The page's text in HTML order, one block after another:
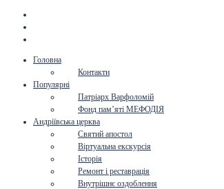
Головна
Контакти
Популярні
Патріарх Варфоломій
Фонд пам’яті МЕФОДІЯ
Андріївська церква
Святий апостол
Віртуальна екскурсія
Історія
Ремонт і реставрація
Внутрішнє оздоблення